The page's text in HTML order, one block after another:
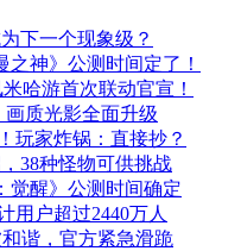
下一个现象级？
神》公测时间定了！
哈游首次联动官宣！
质光影全面升级
玩家炸锅：直接抄？
38种怪物可供挑战
觉醒》公测时间确定
用户超过2440万人
谐，官方紧急滑跪